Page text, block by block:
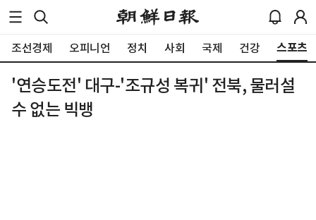
조선경제 오피니언 정치 사회 국제 건강 스포츠
'연승도전' 대구-'조규성 복귀' 전북, 물러설
수 없는 빅뱅